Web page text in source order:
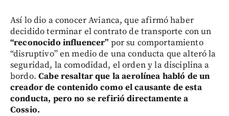
Así lo dio a conocer Avianca, que afirmó haber
decidido terminar el contrato de transporte con un
“reconocido influencer” por su comportamiento
“disruptivo” en medio de una conducta que alteró la
seguridad, la comodidad, el orden y la disciplina a
bordo.Cabe resaltar que la aerolínea habló de un
creador de contenido como el causante de esta
conducta, pero no se refirió directamente a
Cossio.